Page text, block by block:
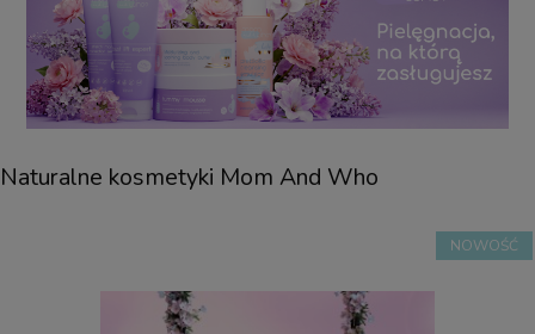
Naturalne kosmetyki Mom And Who
NOWOŚĆ